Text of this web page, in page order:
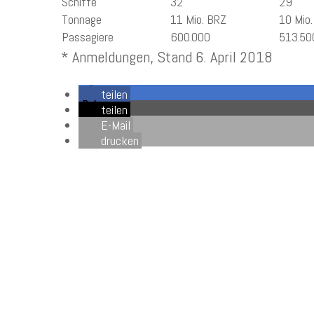
Tonnage
11 Mio. BRZ 10
Passagiere
600.000
* Anmeldungen, Stand 6. April 2018
teilen
teilen
E-Mail
drucken